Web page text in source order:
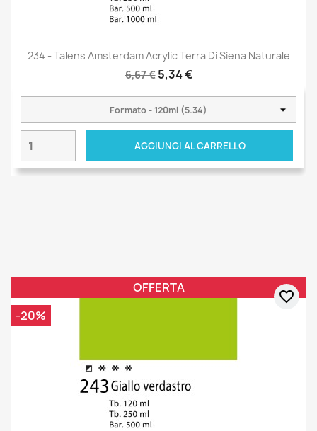
234 - Talens Amsterdam Acrylic Terra Di Siena Naturale
6,67 € 5,34 €
AGGIUNGI AL CARRELLO
OFFERTA
-20%
favorite_border